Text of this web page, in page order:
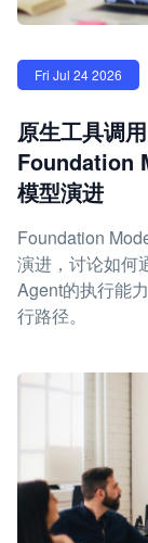
Fri Jul 24 2026
原生工具调
Foundation
模型演进
Foundation
演进，讨论如何
Agent的执行能
行路径。